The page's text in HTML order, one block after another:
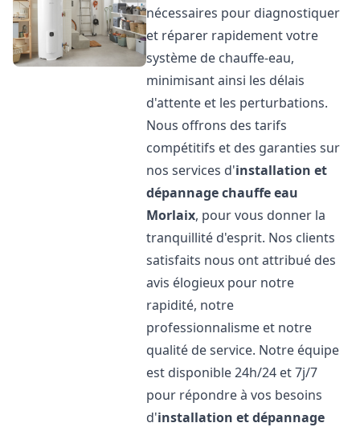
nécessaires pour diagnostiquer
et réparer rapidement votre
système de chauffe-eau,
minimisant ainsi les délais
d'attente et les perturbations.
Nous offrons des tarifs
compétitifs et des garanties sur
nos services d'installation et
dépannage chauffe eau
Morlaix, pour vous donner la
tranquillité d'esprit. Nos clients
satisfaits nous ont attribué des
avis élogieux pour notre
rapidité, notre
professionnalisme et notre
qualité de service. Notre équipe
est disponible 24h/24 et 7j/7
pour répondre à vos besoins
d'installation et dépannage